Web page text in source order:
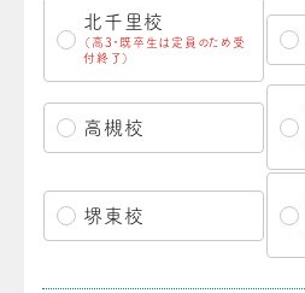
北千里校
（高3・既卒生は定員のため受
付終了）
高槻校
堺東校